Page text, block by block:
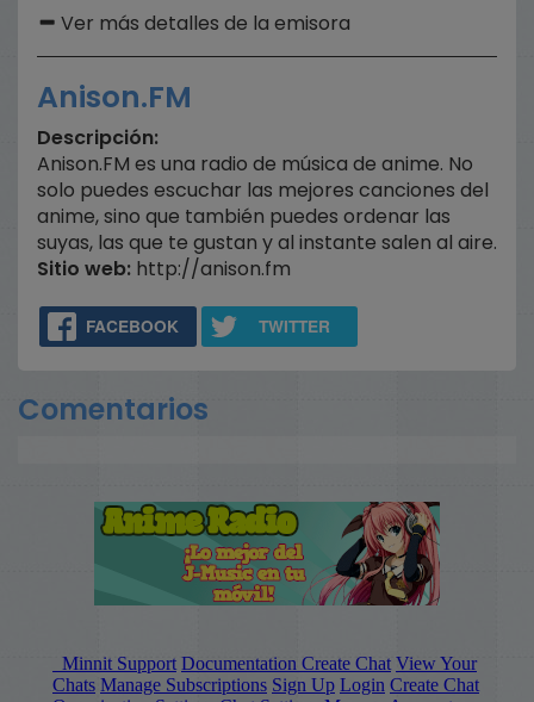
Ver más detalles de la emisora
Anison.FM
Descripción:
Anison.FM es una radio de música de anime. No
solo puedes escuchar las mejores canciones del
anime, sino que también puedes ordenar las
suyas, las que te gustan y al instante salen al aire.
Sitio web: http://anison.fm
FACEBOOK TWITTER
Comentarios